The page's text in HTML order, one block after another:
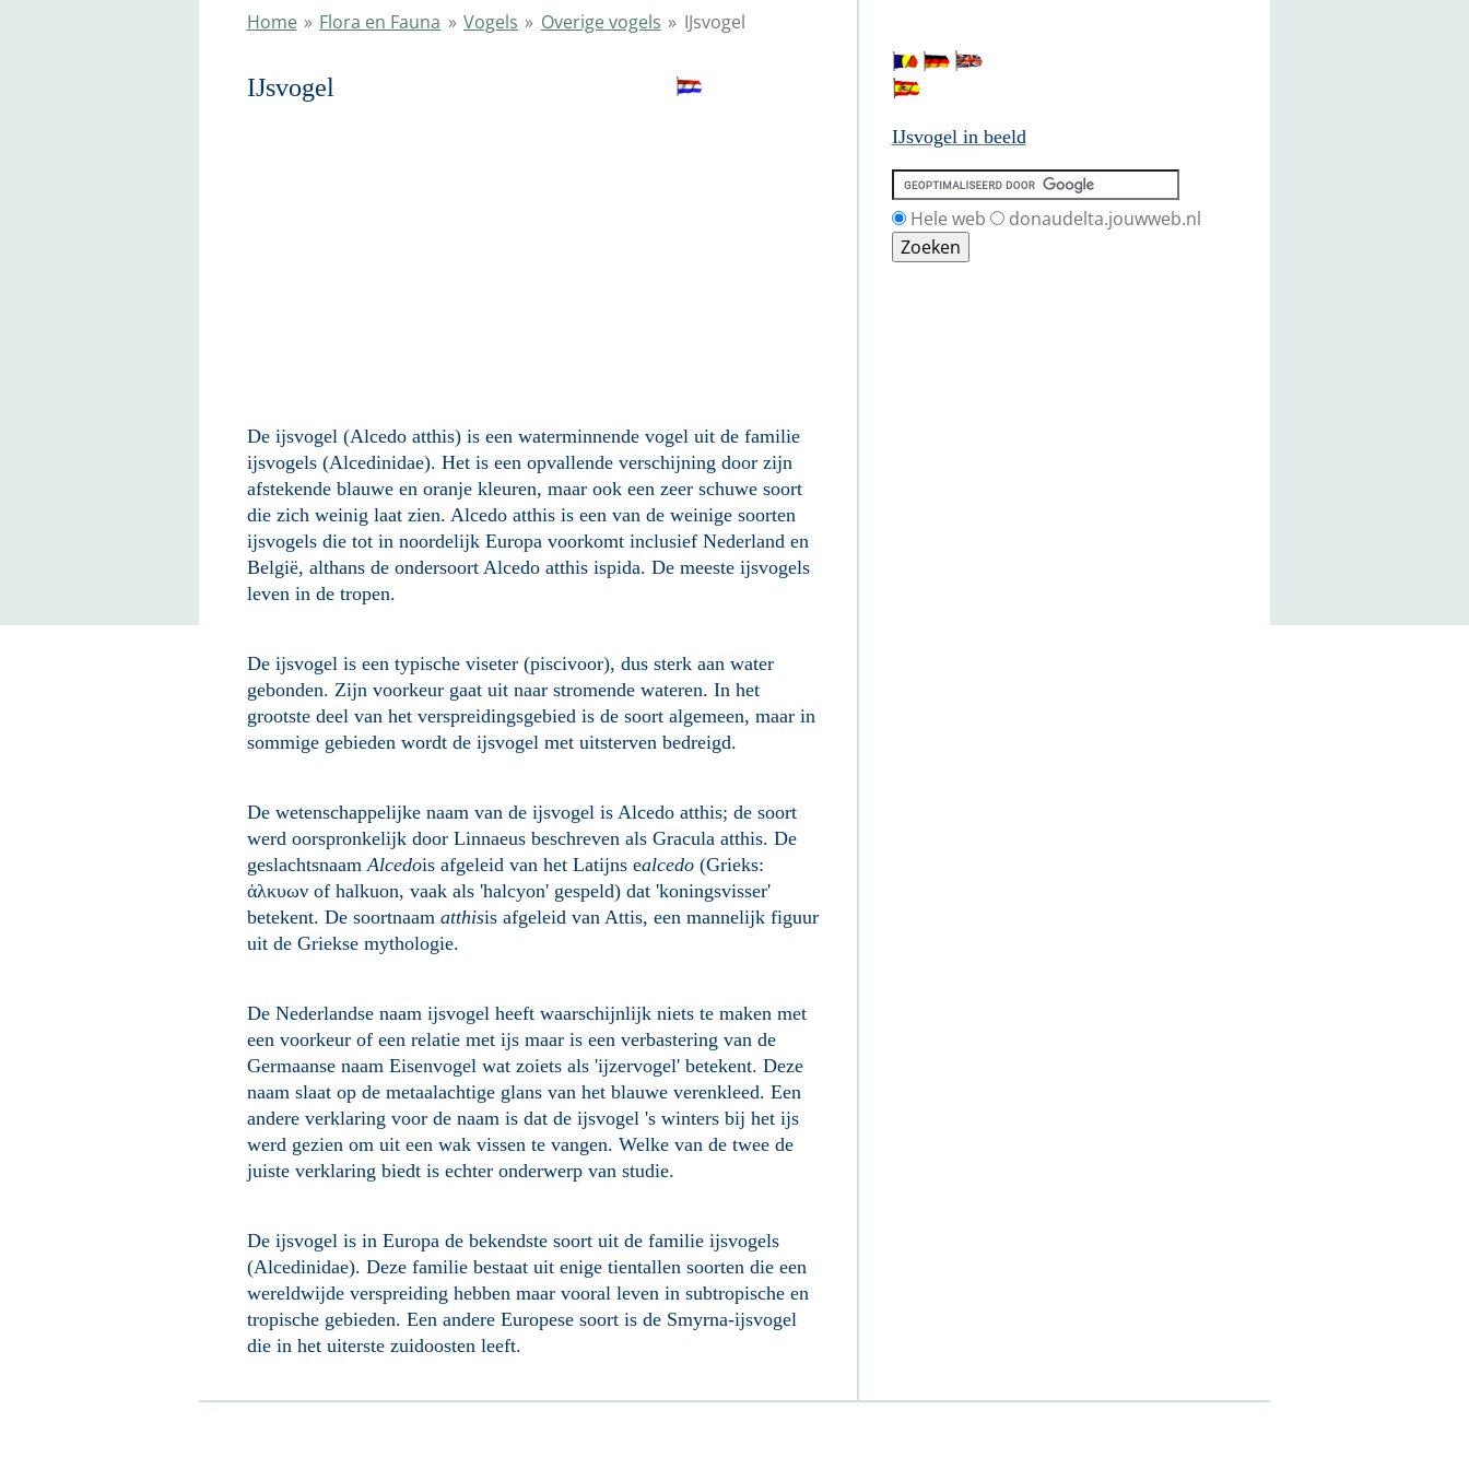
Home » Flora en Fauna » Vogels » Overige vogels » IJsvogel
IJsvogel
De ijsvogel (Alcedo atthis) is een waterminnende vogel uit de familie
ijsvogels (Alcedinidae). Het is een opvallende verschijning door zijn
afstekende blauwe en oranje kleuren, maar ook een zeer schuwe soort
die zich weinig laat zien. Alcedo atthis is een van de weinige soorten
ijsvogels die tot in noordelijk Europa voorkomt inclusief Nederland en
België, althans de ondersoort Alcedo atthis ispida. De meeste ijsvogels
leven in de tropen.
De ijsvogel is een typische viseter (piscivoor), dus sterk aan water
gebonden. Zijn voorkeur gaat uit naar stromende wateren. In het
grootste deel van het verspreidingsgebied is de soort algemeen, maar in
sommige gebieden wordt de ijsvogel met uitsterven bedreigd.
De wetenschappelijke naam van de ijsvogel is Alcedo atthis; de soort
werd oorspronkelijk door Linnaeus beschreven als Gracula atthis. De
geslachtsnaamAlcedois afgeleid van het Latijns ealcedo (Grieks:
ἁλκυων of halkuon, vaak als 'halcyon' gespeld) dat 'koningsvisser'
betekent. De soortnaam atthisis afgeleid van Attis, een mannelijk figuur
uit de Griekse mythologie.
De Nederlandse naam ijsvogel heeft waarschijnlijk niets te maken met
een voorkeur of een relatie met ijs maar is een verbastering van de
Germaanse naam Eisenvogel wat zoiets als 'ijzervogel' betekent. Deze
naam slaat op de metaalachtige glans van het blauwe verenkleed. Een
andere verklaring voor de naam is dat de ijsvogel 's winters bij het ijs
werd gezien om uit een wak vissen te vangen. Welke van de twee de
juiste verklaring biedt is echter onderwerp van studie.
De ijsvogel is in Europa de bekendste soort uit de familie ijsvogels
(Alcedinidae). Deze familie bestaat uit enige tientallen soorten die een
wereldwijde verspreiding hebben maar vooral leven in subtropische en
tropische gebieden. Een andere Europese soort is de Smyrna-ijsvogel
die in het uiterste zuidoosten leeft.
IJsvogel in beeld
Hele web donaudelta.jouwweb.nl